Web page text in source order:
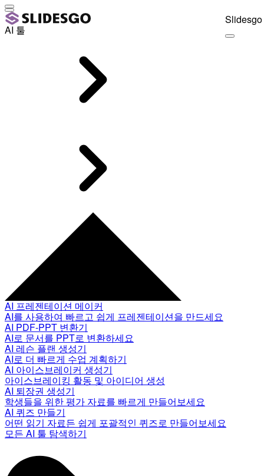
AI 툴
AI 프레젠테이션 메이커
AI를 사용하여 빠르고 쉽게 프레젠테이션을 만드세요
AI PDF-PPT 변환기
AI로 문서를 PPT로 변환하세요
AI 레슨 플랜 생성기
AI로 더 빠르게 수업 계획하기
AI 아이스브레이커 생성기
아이스브레이킹 활동 및 아이디어 생성
AI 퇴장권 생성기
학생들을 위한 평가 자료를 빠르게 만들어보세요
AI 퀴즈 만들기
어떤 읽기 자료든 쉽게 포괄적인 퀴즈로 만들어보세요
모든 AI 툴 탐색하기